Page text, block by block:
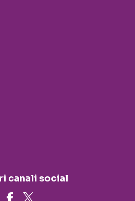
canali social